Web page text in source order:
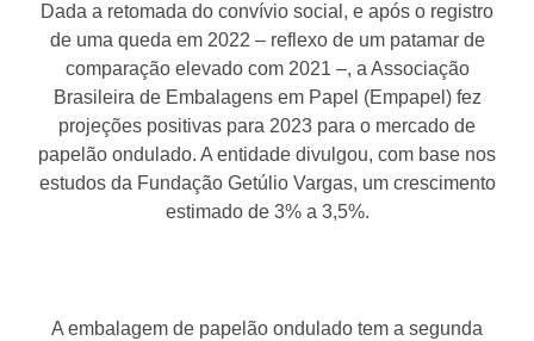
Dada a retomada do convívio social, e após o registro
de uma queda em 2022 – reflexo de um patamar de
comparação elevado com 2021 –, a Associação
Brasileira de Embalagens em Papel (Empapel) fez
projeções positivas para 2023 para o mercado de
papelão ondulado. A entidade divulgou, com base nos
estudos da Fundação Getúlio Vargas, um crescimento
estimado de 3% a 3,5%.
A embalagem de papelão ondulado tem a segunda